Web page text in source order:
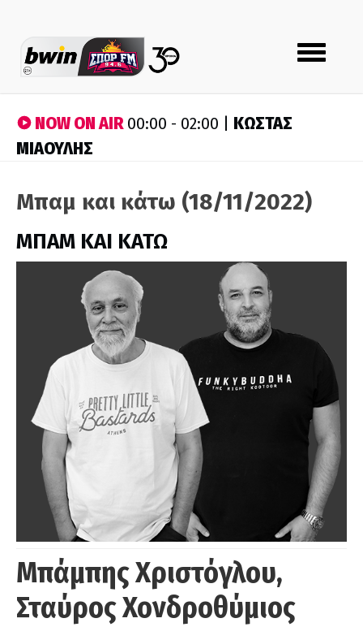
Toggle
navigation
NOW ON AIR00:00 - 02:00 | ΚΩΣΤΑΣ
ΜΙΑΟΥΛΗΣ
Μπαμ και κάτω (18/11/2022)
ΜΠΑΜ ΚΑΙ ΚΑΤΩ
Μπάμπης Χριστόγλου,
Σταύρος Χονδροθύμιος